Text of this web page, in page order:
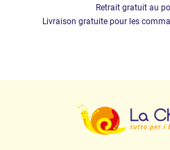
Retrait gratuit au
Livraison gratuite pour les